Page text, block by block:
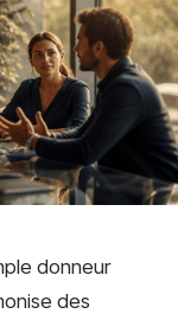
donneur
des